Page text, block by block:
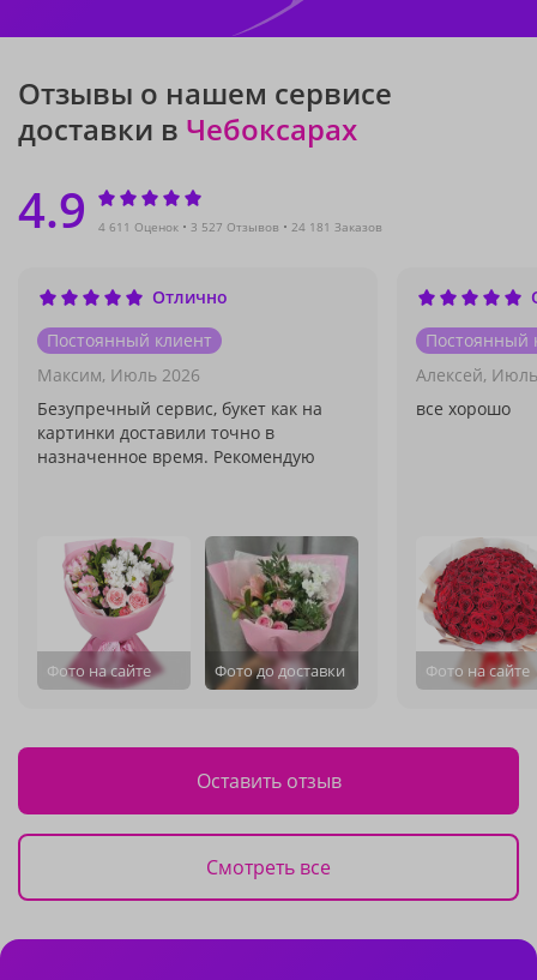
Отзывы о нашем сервисе
доставки в Чебоксарах
4.9 4 611 Оценок 3 527 Отзывов 24 181 Заказов
Отлично
Постоянный клиент
Максим, Июль 2026
Безупречный сервис, букет как на
картинки доставили точно в
назначенное время. Рекомендую
Фото на сайте Фото до доставки
Постоянный
Алексей,
все хорошо
Фото на сайте
Оставить отзыв
Смотреть все